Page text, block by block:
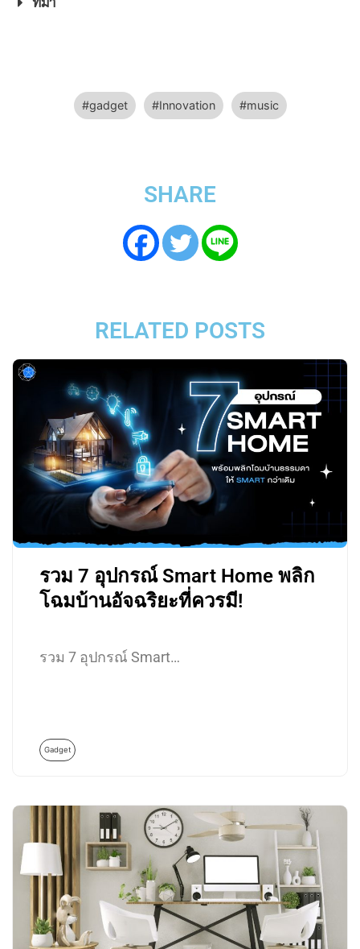
gadget Innovation music
SHARE
RELATED POSTS
รวม 7 อุปกรณ์ Smart Home พลิก
โฉมบ้านอัจฉริยะที่ควรมี!
รวม 7 อุปกรณ์ Smart…
Gadget